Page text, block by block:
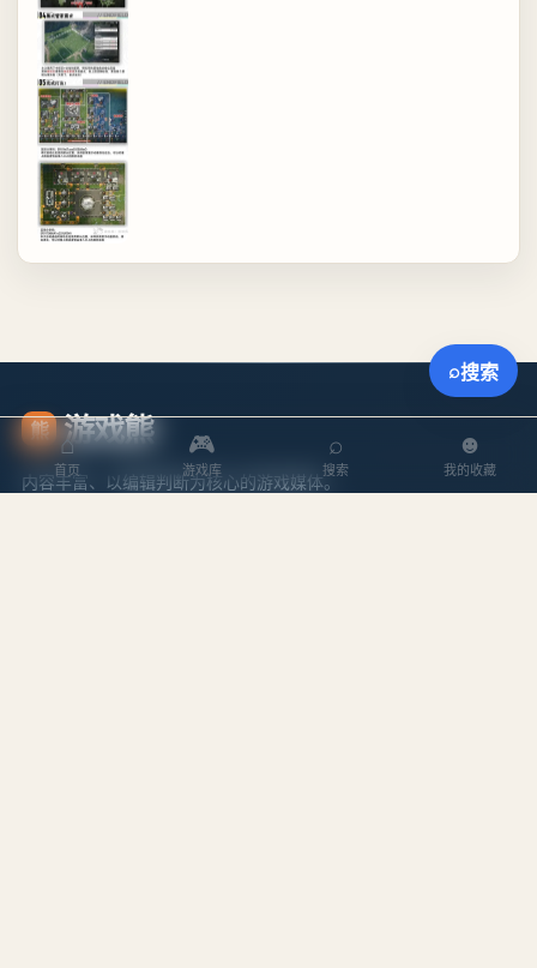
熊 游戏熊
内容丰富、以编辑判断为核心的游戏媒体。
⌂
首页
🎮
游戏库
⌕
搜索
☻
我的收藏
⌕搜索